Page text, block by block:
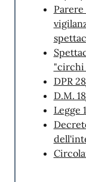
"circhi
DPR
D.M.
Legge